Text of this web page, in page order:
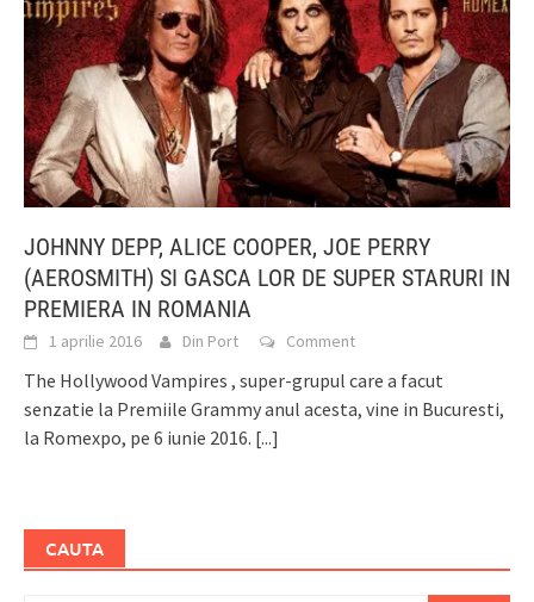
JOHNNY DEPP, ALICE COOPER, JOE PERRY
(AEROSMITH) SI GASCA LOR DE SUPER STARURI IN
PREMIERA IN ROMANIA
1 aprilie 2016 Din Port Comment
The Hollywood Vampires , super-grupul care a facut
senzatie la Premiile Grammy anul acesta, vine in Bucuresti,
la Romexpo, pe 6 iunie 2016. [...]
CAUTA